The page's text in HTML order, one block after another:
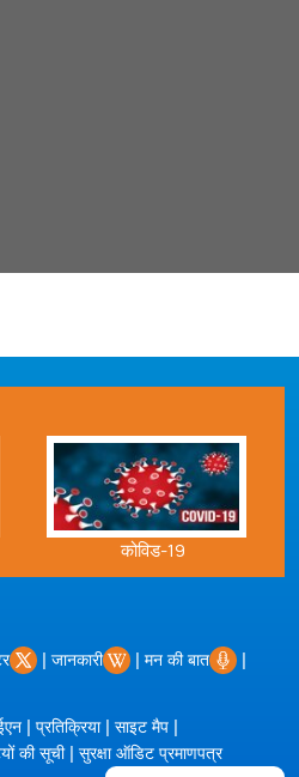
कोविड-19
| जानकारी | मन की बात |
| प्रतिक्रिया| साइट मैप |
की सूची| सुरक्षा ऑडिट प्रमाणपत्र